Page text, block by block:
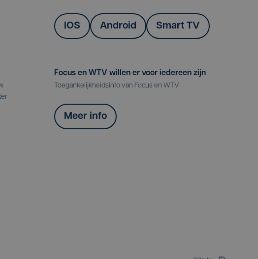
IOS Android Smart TV
Focus en WTV willen er voor iedereen zijn
Toegankelijkheidsinfo van Focus en WTV
Meer info